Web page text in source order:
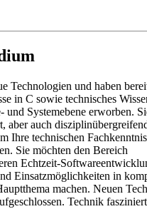
Technologien und haben
in C sowie technisches
und Systemebene erworben.
aber auch
Ihre technischen
Sie möchten den Bereich
Echtzeit-
Einsatzmöglichkeiten in
machen. Neuen
Technik